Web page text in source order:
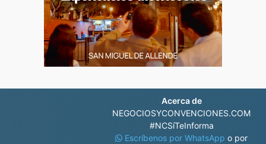
Acerca de
NEGOCIOSYCONVENCIONES.COM
#NCSíTeInforma
Escríbenos por WhatsAppo por